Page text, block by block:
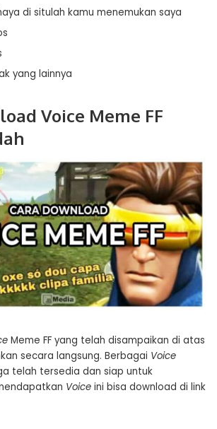
di situlah kamu menemukan saya
yang lainnya
Voice Meme FF
Meme FF yang telah disampaikan di atas
secara langsung. Berbagai Voice
telah tersedia dan siap untuk
Voice ini bisa download di link